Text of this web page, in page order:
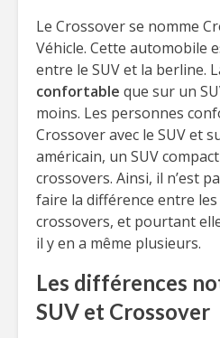
Le Crossover se nomme
Véhicle. Cette automobile
entre le SUV et la berline.
confortable que sur un
moins. Les personnes
Crossover avec le SUV et
américain, un SUV
crossovers. Ainsi, il n’est
faire la différence entre les
crossovers, et pourtant
il y en a même plusieurs.
Les différences
SUV et Crossover